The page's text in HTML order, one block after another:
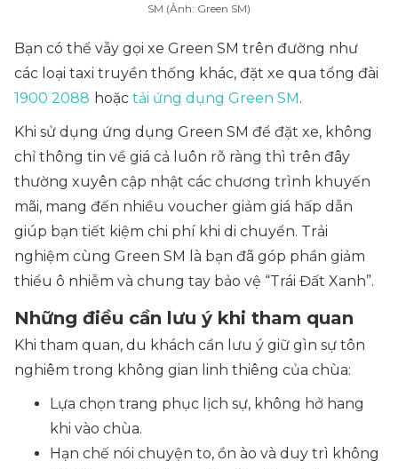
SM (Ảnh: Green SM)
Bạn có thể vẫy gọi xe Green SM trên đường như
các loại taxi truyền thống khác, đặt xe qua tổng đài
1900 2088 hoặc tải ứng dụng Green SM.
Khi sử dụng ứng dụng Green SM để đặt xe, không
chỉ thông tin về giá cả luôn rõ ràng thì trên đây
thường xuyên cập nhật các chương trình khuyến
mãi, mang đến nhiều voucher giảm giá hấp dẫn
giúp bạn tiết kiệm chi phí khi di chuyển. Trải
nghiệm cùng Green SM là bạn đã góp phần giảm
thiểu ô nhiễm và chung tay bảo vệ “Trái Đất Xanh”.
Những điều cần lưu ý khi tham quan
Khi tham quan, du khách cần lưu ý giữ gìn sự tôn
nghiêm trong không gian linh thiêng của chùa:
Lựa chọn trang phục lịch sự, không hở hang
khi vào chùa.
Hạn chế nói chuyện to, ồn ào và duy trì không